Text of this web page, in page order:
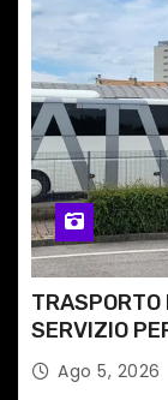
TRASPORTO
SERVIZIO
PERCORSI,
Ago 5, 2026